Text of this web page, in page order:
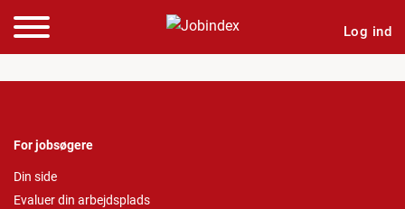
Log ind
For jobsøgere
Din side
Evaluer din arbejdsplads